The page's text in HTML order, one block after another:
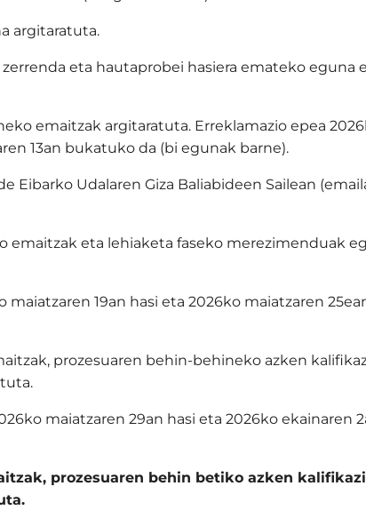
argitaratuta.
eta hautaprobei hasiera emateko eguna
emaitzak argitaratuta. Erreklamazio epea
13an bukatuko da (bi egunak barne).
Eibarko Udalaren Giza Baliabideen Sailean
emaitzak eta lehiaketa faseko merezimenduak
maiatzaren 19an hasi eta 2026ko maiatzaren
prozesuaren behin-behineko azken
maiatzaren 29an hasi eta 2026ko ekainaren
prozesuaren behin betiko azken